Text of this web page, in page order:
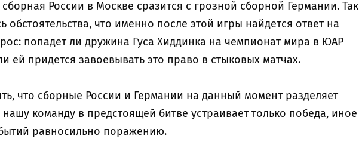
России в Москве сразится с грозной сборной Германии. Так
обстоятельства, что именно после этой игры найдется ответ на
попадет ли дружина Гуса Хиддинка на чемпионат мира в ЮАР
ей придется завоевывать это право в стыковых матчах.
что сборные России и Германии на данный момент разделяет
команду в предстоящей битве устраивает только победа, иное
равносильно поражению.